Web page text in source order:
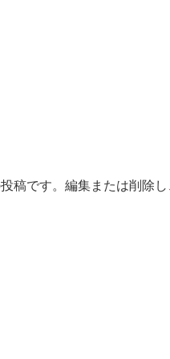
稿です。編集または削除